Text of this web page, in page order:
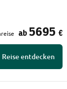
ab 5695 €
Reise entdecken